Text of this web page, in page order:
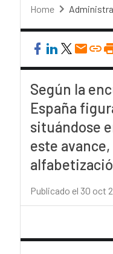
Home
Según la
España
situándose
este
Publicado el 30 oct